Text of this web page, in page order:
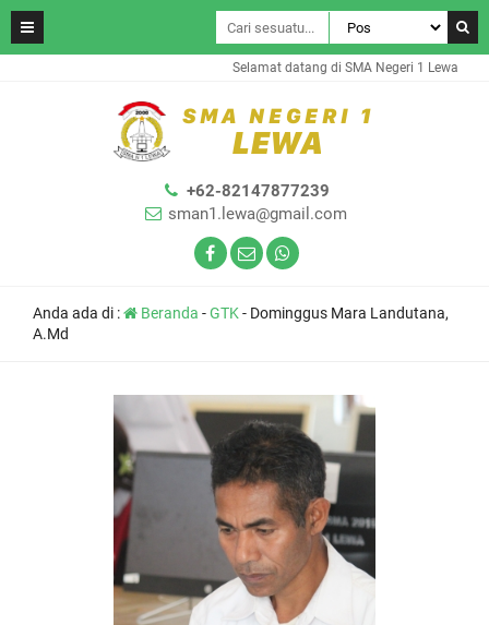
Selamat datang di SMA Negeri 1 Lewa
+62-82147877239
sman1.lewa@gmail.com
Anda ada di : Beranda -GTK- Dominggus Mara Landutana,
A.Md